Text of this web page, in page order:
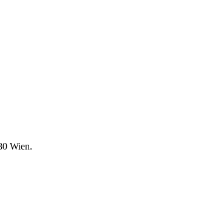
Wien.